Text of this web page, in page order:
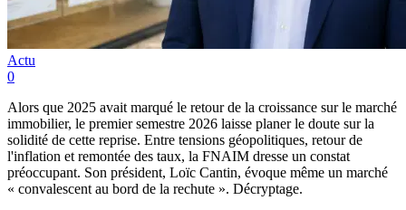
Actu
0
Alors que 2025 avait marqué le retour de la croissance sur le marché
immobilier, le premier semestre 2026 laisse planer le doute sur la
solidité de cette reprise. Entre tensions géopolitiques, retour de
l'inflation et remontée des taux, la FNAIM dresse un constat
préoccupant. Son président, Loïc Cantin, évoque même un marché
« convalescent au bord de la rechute ». Décryptage.